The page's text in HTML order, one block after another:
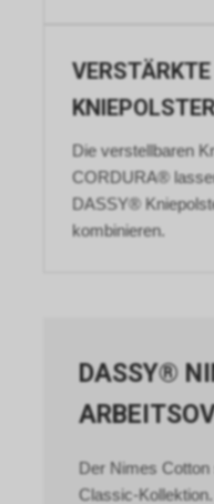
VERSTÄRKTE
Die verstellbaren
CORDURA®
DASSY®
kombinieren.
DASSY®
Der Nimes
Classic-